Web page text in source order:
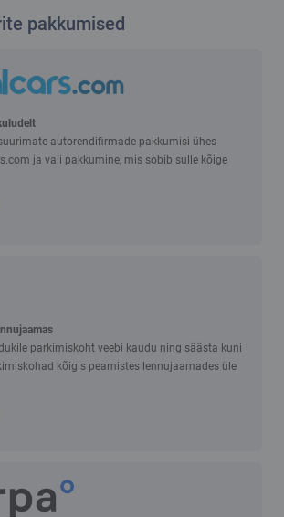
pakkumised
autorendifirmade pakkumisi ühes
ja vali pakkumine, mis sobib sulle kõige
parkimiskoht veebi kaudu ning säästa kuni
kõigis peamistes lennujaamades üle